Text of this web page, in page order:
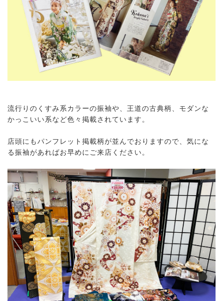
流行りのくすみ系カラーの振袖や、王道の古典柄、モダンな
かっこいい系など色々掲載されています。
店頭にもパンフレット掲載柄が並んでおりますので、気にな
る振袖があればお早めにご来店ください。